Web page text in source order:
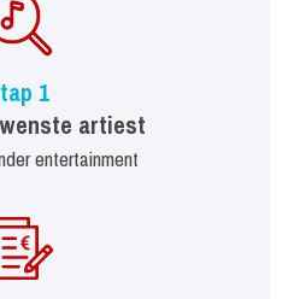
1
artiest
entertainment